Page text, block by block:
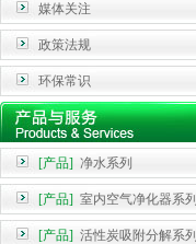
媒体关注
政策法规
环保常识
[产品] 净水系列
[产品] 室内空气净化器系列
[产品] 活性炭吸附分解系列